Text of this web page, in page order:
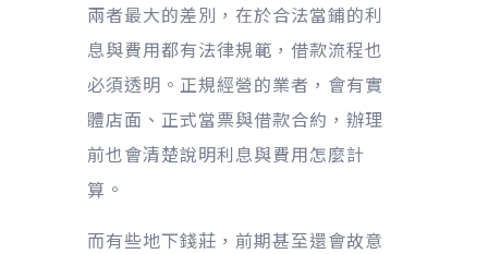
兩者最大的差別，在於合法當鋪的利
息與費用都有法律規範，借款流程也
必須透明。正規經營的業者，會有實
體店面、正式當票與借款合約，辦理
前也會清楚說明利息與費用怎麼計
算。
而有些地下錢莊，前期甚至還會故意